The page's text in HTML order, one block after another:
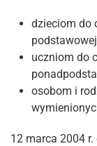
dzieciom do
uczniom do
osobom i
12 marca 2004